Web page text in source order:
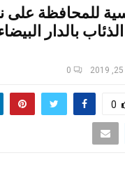
للمحافظة على
بالدار
0
0